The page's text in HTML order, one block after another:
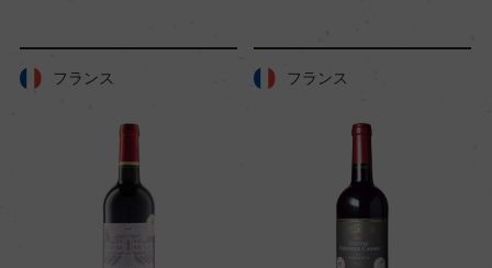
栽培面積
7.8haフランス フランス